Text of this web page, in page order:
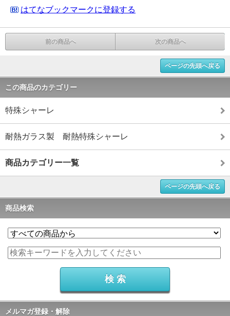
はてなブックマークに登録する
前の商品へ 次の商品へ
ページの先頭へ戻る
この商品のカテゴリー
特殊シャーレ
耐熱ガラス製 耐熱特殊シャーレ
商品カテゴリー一覧
ページの先頭へ戻る
商品検索
メルマガ登録・解除